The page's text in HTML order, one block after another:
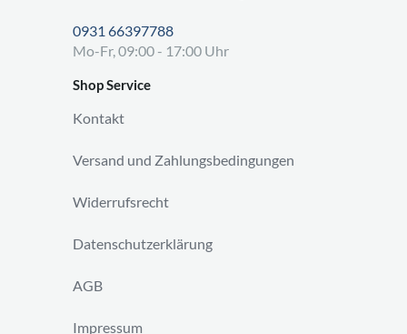
0931 66397788
Mo-Fr, 09:00 - 17:00 Uhr
Shop Service
Kontakt
Versand und Zahlungsbedingungen
Widerrufsrecht
Datenschutzerklärung
AGB
Impressum